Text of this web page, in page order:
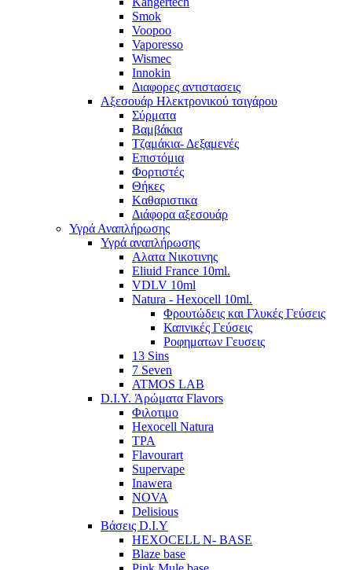
Smok
Voopoo
Vaporesso
Wismec
Ιnnokin
Διαφορες αντιστασεις
Αξεσουάρ Ηλεκτρονικού τσιγάρου
Σύρματα
Βαμβάκια
Τζαμάκια- Δεξαμενές
Επιστόμια
Φορτιστές
Θήκες
Kαθαριστικα
Διάφορα αξεσουάρ
Υγρά Αναπλήρωσης
Υγρά αναπλήρωσης
Aλατα Νικοτινης
Eliuid France 10ml.
VDLV 10ml
Natura - Hexocell 10ml.
Φρουτώδεις και Γλυκές Γεύσεις
Καπνικές Γεύσεις
Ροφηματων Γευσεις
13 Sins
7 Seven
ATMOS LAB
D.I.Y. Άρώματα Flavors
Φιλοτιμο
Hexocell Natura
TPA
Flavourart
Supervape
Inawera
ΝOVA
Delisious
Βάσεις D.I.Y
HEXOCELL N- BASE
Blaze base